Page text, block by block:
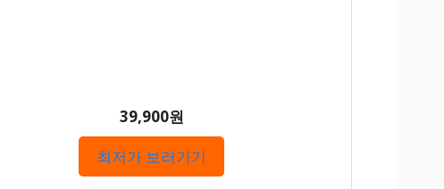
39,900원
최저가 보러가기